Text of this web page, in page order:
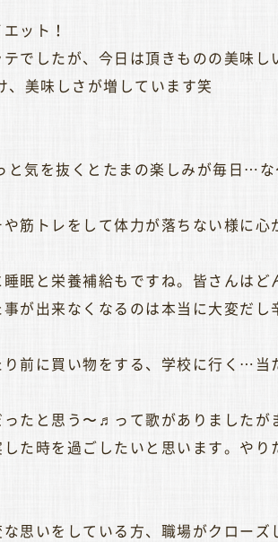
ット！
でしたが、今日は頂きものの美味し
美味しさが増しています笑
と気を抜くとたまの楽しみが毎日…
筋トレをして体力が落ちない様に
眠と栄養補給もですね。皆さんは
が出来なくなるのは本当に大変だ
前に買い物をする、学校に行く…
たと思う〜♬って歌がありましたが
た時を過ごしたいと思います。や
思いをしている方、職場がクロー